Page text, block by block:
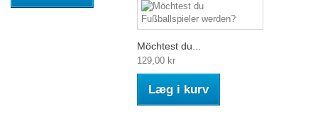
Möchtest du...
129,00 kr
Læg i kurv